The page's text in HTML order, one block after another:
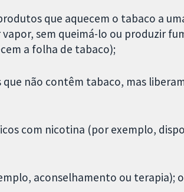
que aquecem o tabaco a
sem queimá-lo ou produzir
a folha de tabaco);
que não contêm tabaco, mas
com nicotina (por exemplo,
aconselhamento ou terapia);